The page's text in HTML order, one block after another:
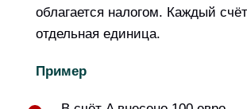
облагается налогом. Каждый
отдельная единица.
Пример